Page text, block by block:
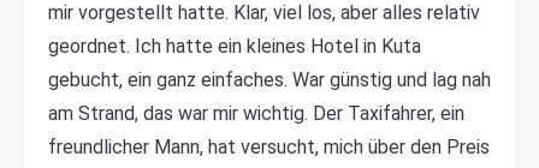
mir vorgestellt hatte. Klar, viel los, aber alles relativ
geordnet. Ich hatte ein kleines Hotel in Kuta
gebucht, ein ganz einfaches. War günstig und lag nah
am Strand, das war mir wichtig. Der Taxifahrer, ein
freundlicher Mann, hat versucht, mich über den Preis